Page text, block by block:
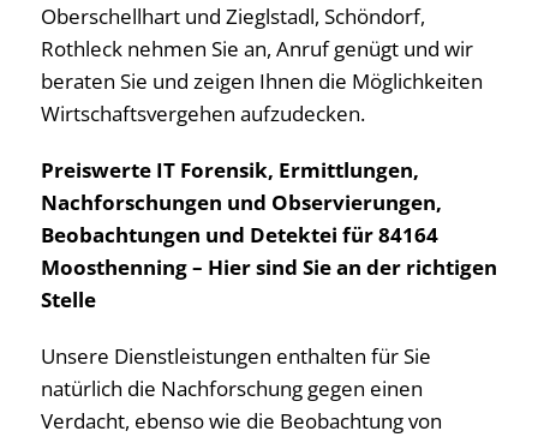
Oberschellhart und Zieglstadl, Schöndorf,
Rothleck nehmen Sie an, Anruf genügt und wir
beraten Sie und zeigen Ihnen die Möglichkeiten
Wirtschaftsvergehen aufzudecken.
Preiswerte IT Forensik, Ermittlungen,
Nachforschungen und Observierungen,
Beobachtungen und Detektei für 84164
Moosthenning – Hier sind Sie an der richtigen
Stelle
Unsere Dienstleistungen enthalten für Sie
natürlich die Nachforschung gegen einen
Verdacht, ebenso wie die Beobachtung von